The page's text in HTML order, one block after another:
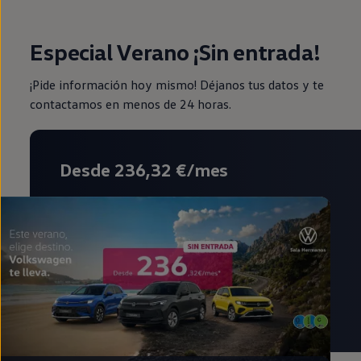
Especial Verano ¡Sin entrada!
¡Pide información hoy mismo! Déjanos tus datos y te
contactamos en menos de 24 horas.
Desde 236,32 €/mes